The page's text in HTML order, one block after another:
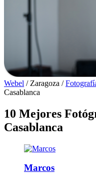
Webel / Zaragoza /
Casablanca
10 Mejores
Casablanca
Marcos